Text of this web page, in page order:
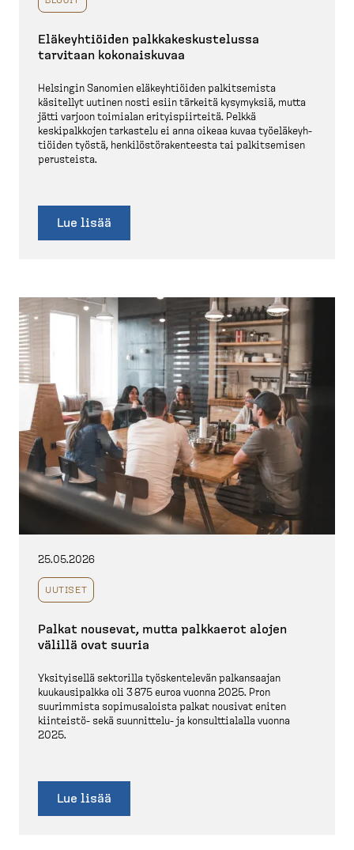
Eläkeyh­tiöiden palkka­kes­kus­telussa
tarvitaan kokonaiskuvaa
Helsingin Sanomien eläkeyh­tiöiden palkit­semista
käsitellyt uutinen nosti esiin tärkeitä kysymyksiä, mutta
jätti varjoon toimialan erityis­piirteitä. Pelkkä
keskipalkkojen tarkastelu ei anna oikeaa kuvaa työelä­keyh­
tiöiden työstä, henkilös­tö­ra­ken­teesta tai palkit­semisen
perusteista.
Lue lisää
25.05.2026
UUTISET
Palkat nousevat, mutta palkkaerot alojen
välillä ovat suuria
Yksityisellä sektorilla työsken­televän palkan­saajan
kuukausi­palkka oli 3 875 euroa vuonna 2025. Pron
suurimmista sopimus­aloista palkat nousivat eniten
kiinteistö-​ sekä suunnittelu-​ ja konsult­tialalla vuonna
2025.
Lue lisää